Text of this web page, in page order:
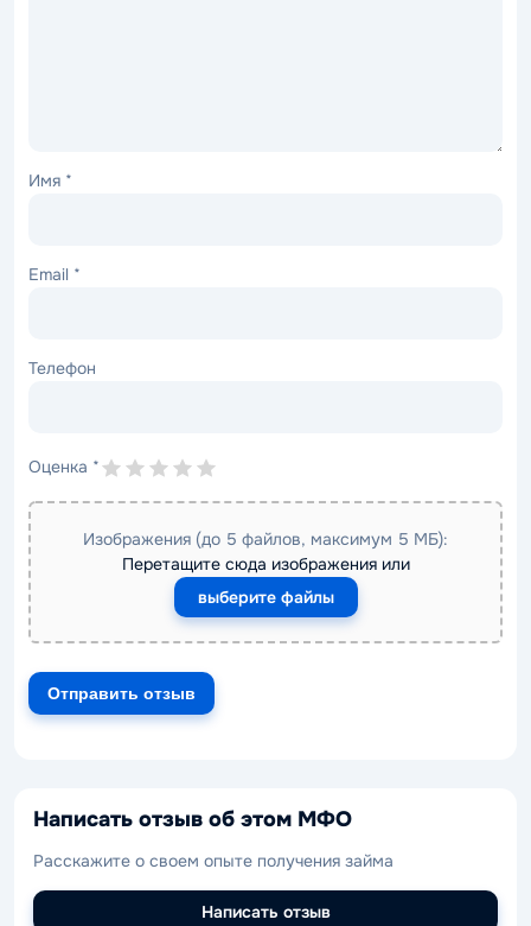
Имя *
Email *
Телефон
Оценка *
Изображения (до 5 файлов, максимум 5 МБ):
Перетащите сюда изображения или
выберите файлы
Написать отзыв об этом МФО
Расскажите о своем опыте получения займа
Написать отзыв